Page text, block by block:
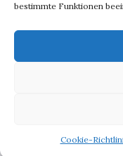
bestimmte Funktionen
Cookie-